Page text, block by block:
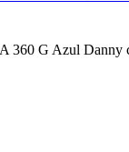
360 G Azul Danny